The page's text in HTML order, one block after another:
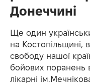
Донеччині
Ще один
на Костопільщині,
свободу нашої
бойових поранень
лікарні